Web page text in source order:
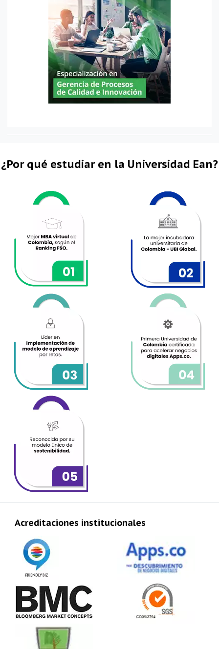
¿Por qué estudiar en la Universidad Ean?
Acreditaciones institucionales